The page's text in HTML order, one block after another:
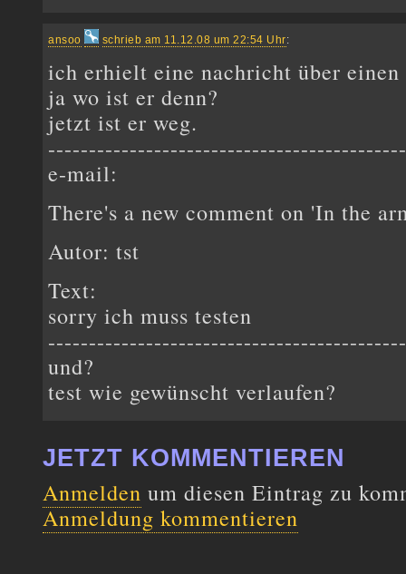
ansoo schrieb am 11.12.08 um 22:54 Uhr:
ich erhielt eine nachricht über einen
ja wo ist er denn?
jetzt ist er weg.
e-mail:
There's a new comment on 'In the
Autor: tst
Text:
sorry ich muss testen
und?
test wie gewünscht verlaufen?
JETZT KOMMENTIEREN
Anmelden um diesen Eintrag zu
Anmeldung kommentieren